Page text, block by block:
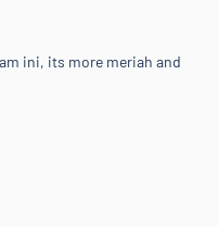
ini, its more meriah and